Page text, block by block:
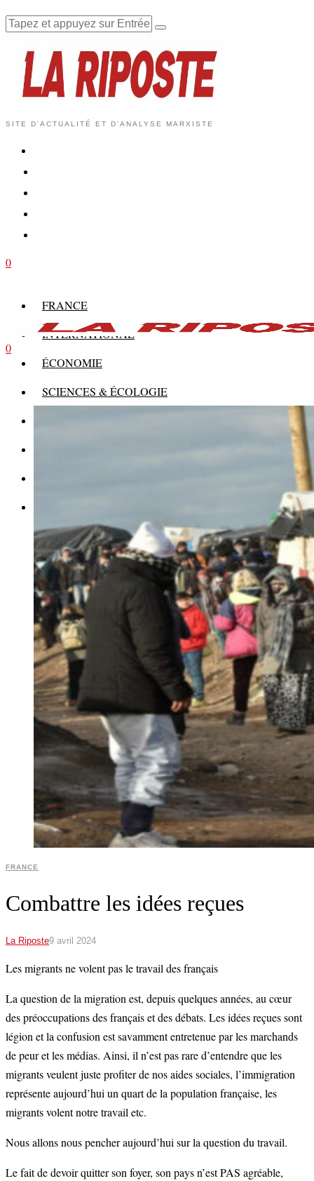
SITE D'ACTUALITÉ ET D'ANALYSE MARXISTE
0
FRANCE
INTERNATIONAL
ÉCONOMIE
SCIENCES & ÉCOLOGIE
0
FRANCE
Combattre les idées reçues
La Riposte9 avril 2024
Les migrants ne volent pas le travail des français
La question de la migration est, depuis quelques années, au cœur
des préoccupations des français et des débats. Les idées reçues sont
légion et la confusion est savamment entretenue par les marchands
de peur et les médias. Ainsi, il n’est pas rare d’entendre que les
migrants veulent juste profiter de nos aides sociales, l’immigration
représente aujourd’hui un quart de la population française, les
migrants volent notre travail etc.
Nous allons nous pencher aujourd’hui sur la question du travail.
Le fait de devoir quitter son foyer, son pays n’est PAS agréable,